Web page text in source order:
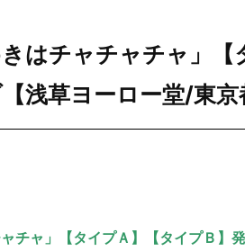
はチャチャチャ」
浅草ヨーロー堂/東京
チャ」【タイプＡ】【タイプＢ】